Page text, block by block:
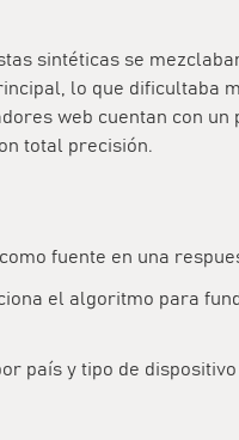
sintéticas se
lo que dificultaba
web cuentan con un
total precisión.
fuente en una
el algoritmo para
país y tipo de